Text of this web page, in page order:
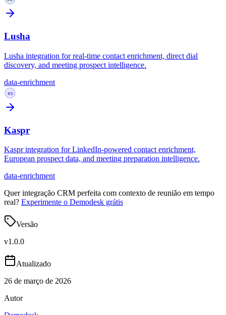
Lusha
Lusha integration for real-time contact enrichment, direct dial
discovery, and meeting prospect intelligence.
data-enrichment
Kaspr
Kaspr integration for LinkedIn-powered contact enrichment,
European prospect data, and meeting preparation intelligence.
data-enrichment
Quer integração CRM perfeita com contexto de reunião em tempo
real? Experimente o Demodesk grátis
Versão
v1.0.0
Atualizado
26 de março de 2026
Autor